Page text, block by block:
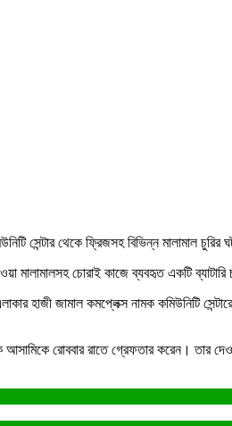
সেন্টার থেকে ফ্রিজসহ বিভিন্ন মালামাল
চোরাই কাজে ব্যবহৃত একটি
হাজী জামাল কমপ্লেক্স নামক কমিউনিটি
রোববার রাতে গ্রেফতার করেন। তার